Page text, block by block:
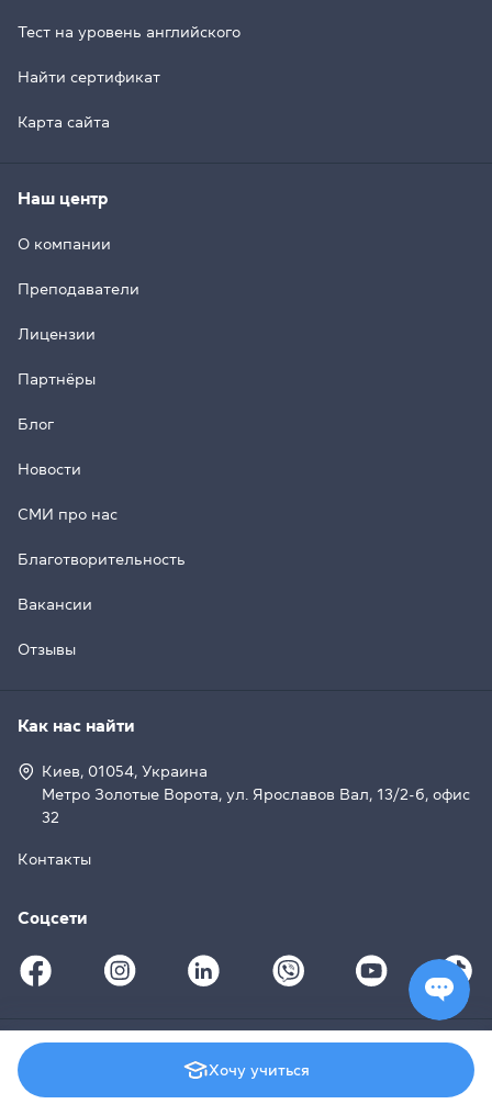
Тест на уровень английского
Найти сертификат
Карта сайта
Наш центр
О компании
Преподаватели
Лицензии
Партнёры
Блог
Новости
СМИ про нас
Благотворительность
Вакансии
Отзывы
Как нас найти
Киев, 01054, Украина
Метро Золотые Ворота, ул. Ярославов Вал, 13/2-б, офис
32
Контакты
Соцсети
© 2008–2026 Grade Education Centre, Cambridge English
Qualifications (License UA007
Хочу учиться